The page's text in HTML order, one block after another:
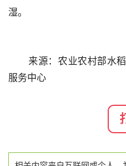
湿。
来源：农业农村部水
服务中心